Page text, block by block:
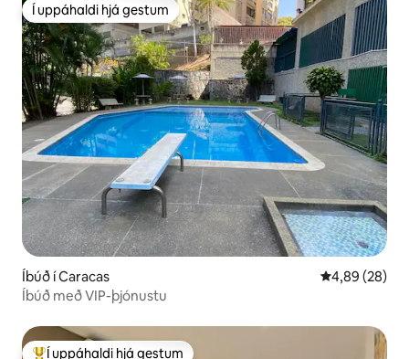
Í uppáhaldi hjá gestum
Í uppáhaldi hjá gestum
Íbúð í Caracas 4,89 af 5 í
4,89 (28)
Íbúð með VIP-þjónustu
Í uppáhaldi hjá gestum